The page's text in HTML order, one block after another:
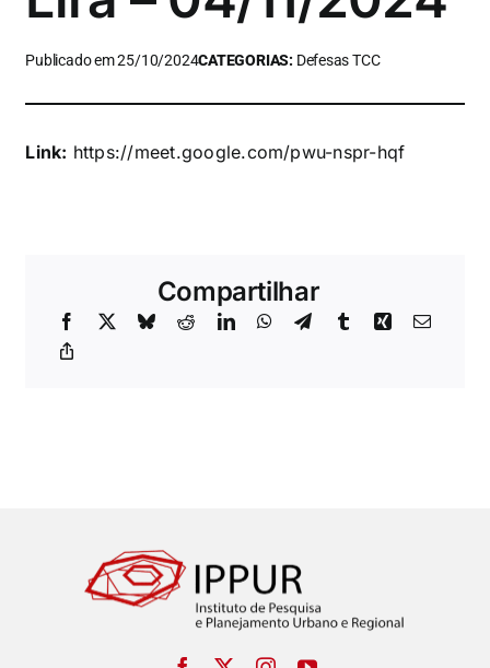
Publicado em 25/10/2024CATEGORIAS: Defesas TCC
Link: https://meet.google.com/pwu-nspr-hqf
Compartilhar